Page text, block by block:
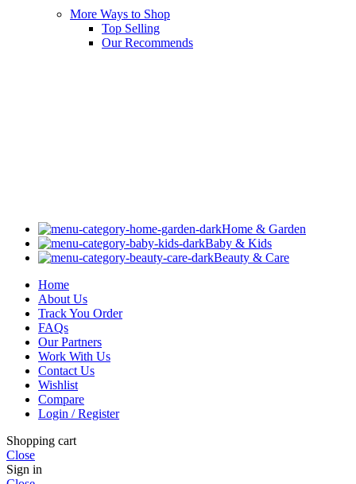
More Ways to Shop
Top Selling
Our Recommends
Home & Garden
Baby & Kids
Beauty & Care
Home
About Us
Track You Order
FAQs
Our Partners
Work With Us
Contact Us
Wishlist
Compare
Login / Register
Shopping cart
Close
Sign in